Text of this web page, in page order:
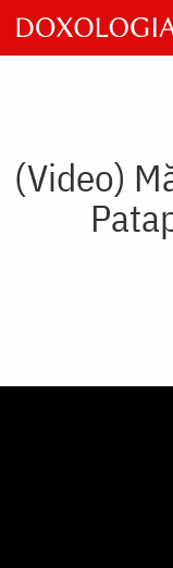
Skip
to
main
(Video)